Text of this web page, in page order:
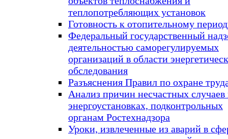
теплопотребляющих установок
Готовность к отопительному
Федеральный государственный
деятельностью саморегулируемых
организаций в области
обследования
Разъяснения Правил по охране
Анализ причин несчастных случаев
энергоустановках, подконтрольных
органам Ростехнадзора
Уроки, извлеченные из аварий в